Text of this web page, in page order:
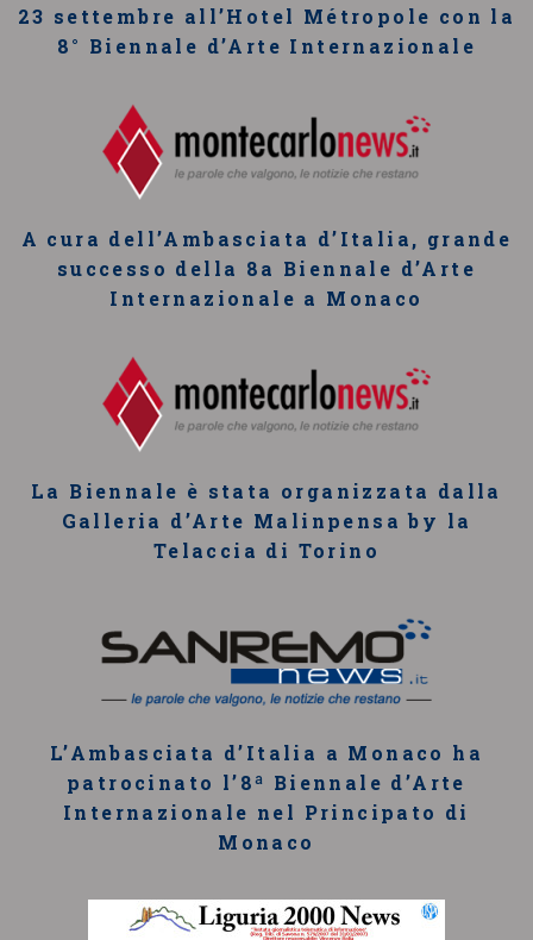
23 settembre all’Hotel Métropole con la
8° Biennale d’Arte Internazionale
A cura dell’Ambasciata d’Italia, grande
successo della 8a Biennale d’Arte
Internazionale a Monaco
La Biennale è stata organizzata dalla
Galleria d’Arte Malinpensa by la
Telaccia di Torino
L’Ambasciata d’Italia a Monaco ha
patrocinato l’8ª Biennale d’Arte
Internazionale nel Principato di
Monaco